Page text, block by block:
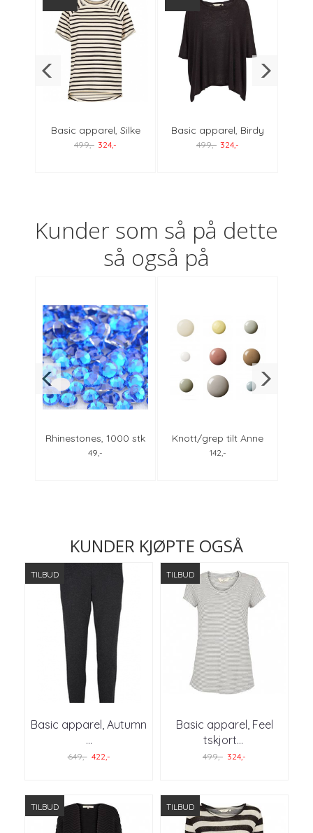
Basic apparel, Silke
top offwhite/black
499,- 324,-
Basic apparel, Birdy
top black
499,- 324,-
Kunder som så på dette
så også på
Rhinestones, 1000 stk
sapphire 4mm
49,-
Knott/grep tilt Anne
Black, alle farger
142,-
KUNDER KJØPTE OGSÅ
TILBUD
Basic apparel, Autumn
...
649,- 422,-
TILBUD
Basic apparel, Feel
tskjort...
499,- 324,-
TILBUD TILBUD